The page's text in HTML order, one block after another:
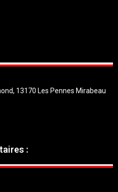
13170 Les Pennes Mirabeau
: